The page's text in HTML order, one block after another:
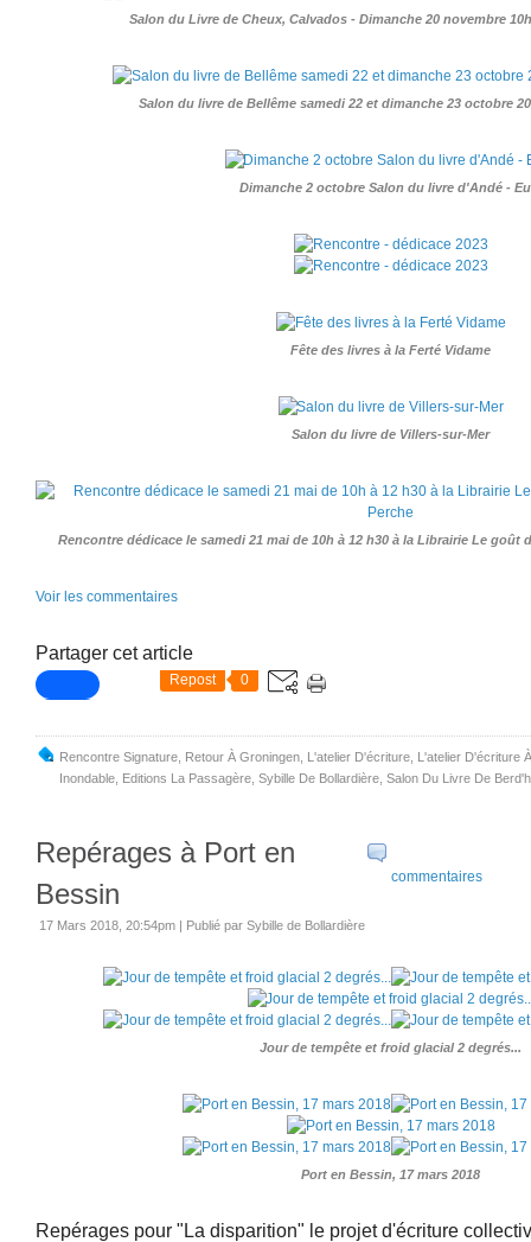
Salon du Livre de Cheux, Calvados - Dimanche 20 novembre
Salon du livre de Bellême samedi 22 et dimanche 23 octobre
Dimanche 2 octobre Salon du livre d'Andé -
Fête des livres à la Ferté Vidame
Salon du livre de Villers-sur-Mer
Rencontre dédicace le samedi 21 mai de 10h à 12 h30 à la Librairie Le goût
Voir les commentaires
Partager cet article
Repost 0
Rencontre Signature Retour À Groningen L'atelier D'écriture L'atelier D'écriture
Inondable Editions La Passagère Sybille De Bollardière Salon Du Livre De
commentaires
Repérages à Port en
Bessin
17 Mars 2018, 20:54pm | Publié par Sybille de Bollardière
Jour de tempête et froid glacial 2 degrés...
Port en Bessin, 17 mars 2018
Repérages pour "La disparition" le projet d'écriture